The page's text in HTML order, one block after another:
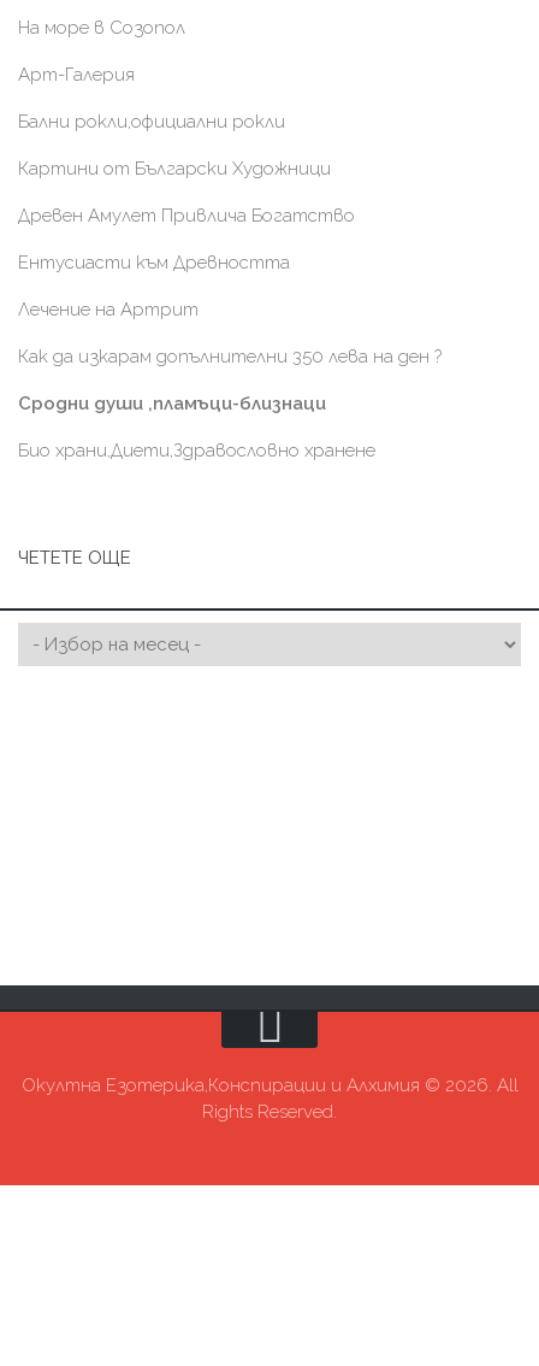
На море в Созопол
Арт-Галерия
Бални рокли,официални рокли
Картини от Български Художници
Древен Амулет Привлича Богатство
Ентусиасти към Древността
Лечение на Артрит
Как да изкарам допълнителни 350 лева на ден ?
Сродни души ,пламъци-близнаци
Био храни,Диети,Здравословно хранене
ЧЕТЕТЕ ОЩЕ
Окултна Езотерика,Конспирации и Алхимия © 2026. All
Rights Reserved.